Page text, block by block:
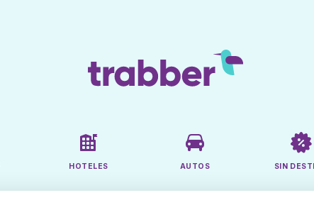
HOTELES AUTOS SIN